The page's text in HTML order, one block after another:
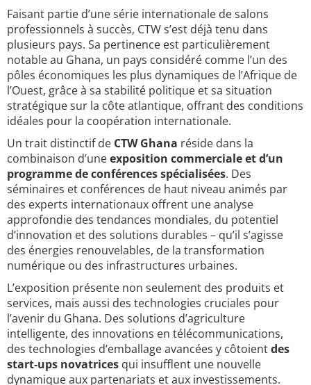
Faisant partie d’une série internationale de salons
professionnels à succès, CTW s’est déjà tenu dans
plusieurs pays. Sa pertinence est particulièrement
notable au Ghana, un pays considéré comme l’un des
pôles économiques les plus dynamiques de l’Afrique de
l’Ouest, grâce à sa stabilité politique et sa situation
stratégique sur la côte atlantique, offrant des conditions
idéales pour la coopération internationale.
Un trait distinctif de CTW Ghana réside dans la
combinaison d’uneexposition commerciale et d’un
programme de conférences spécialisées. Des
séminaires et conférences de haut niveau animés par
des experts internationaux offrent une analyse
approfondie des tendances mondiales, du potentiel
d’innovation et des solutions durables – qu’il s’agisse
des énergies renouvelables, de la transformation
numérique ou des infrastructures urbaines.
L’exposition présente non seulement des produits et
services, mais aussi des technologies cruciales pour
l’avenir du Ghana. Des solutions d’agriculture
intelligente, des innovations en télécommunications,
des technologies d’emballage avancées y côtoientdes
start-ups novatrices qui insufflent une nouvelle
dynamique aux partenariats et aux investissements.